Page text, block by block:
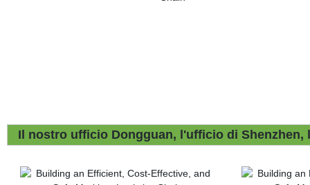
Il nostro ufficio Dongguan, l'ufficio di Shenzhen,